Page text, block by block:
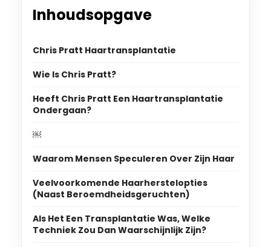
Inhoudsopgave
Chris Pratt Haartransplantatie
Wie Is Chris Pratt?
Heeft Chris Pratt Een Haartransplantatie
Ondergaan?
￼
Waarom Mensen Speculeren Over Zijn Haar
Veelvoorkomende Haarherstelopties
(Naast Beroemdheidsgeruchten)
Als Het Een Transplantatie Was, Welke
Techniek Zou Dan Waarschijnlijk Zijn?